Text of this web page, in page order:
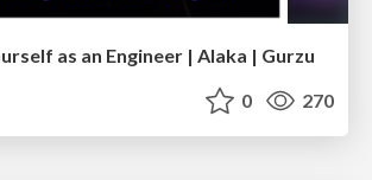
as an Engineer | Alaka | Gurzu
0 270